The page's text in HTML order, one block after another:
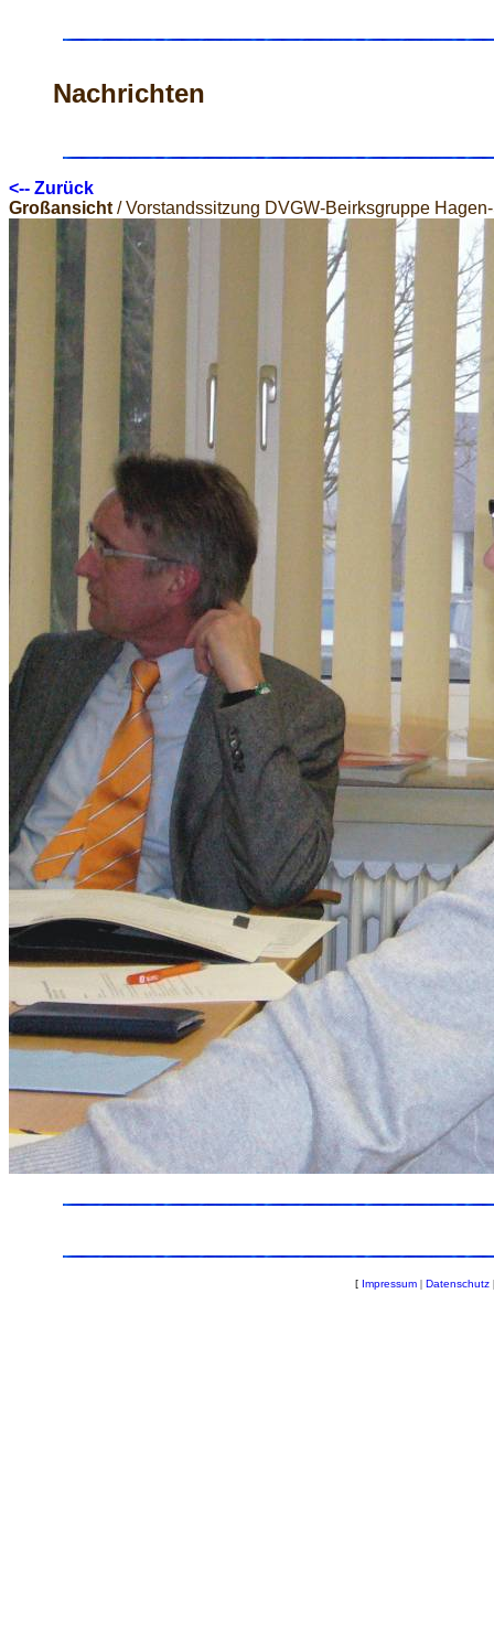
Nachrichten
<-- Zurück
Großansicht / Vorstandssitzung DVGW-Beirksgruppe
[ Impressum | Datenschutz